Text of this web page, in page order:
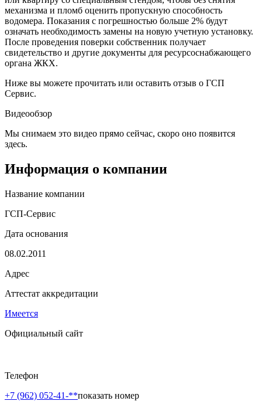
механизма и пломб оценить пропускную способность
водомера. Показания с погрешностью больше 2% будут
означать необходимость замены на новую учетную установку.
После проведения поверки собственник получает
свидетельство и другие документы для ресурсоснабжающего
органа ЖКХ.
Ниже вы можете прочитать или оставить отзыв о ГСП
Сервис.
Видеообзор
Мы снимаем это видео прямо сейчас, скоро оно появится
здесь.
Информация о компании
Название компании
ГСП-Сервис
Дата основания
08.02.2011
Адрес
Аттестат аккредитации
Имеется
Официальный сайт
Телефон
+7 (962) 052-41-**показать номер